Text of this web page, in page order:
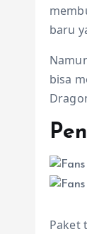
baru
bisa
Paket